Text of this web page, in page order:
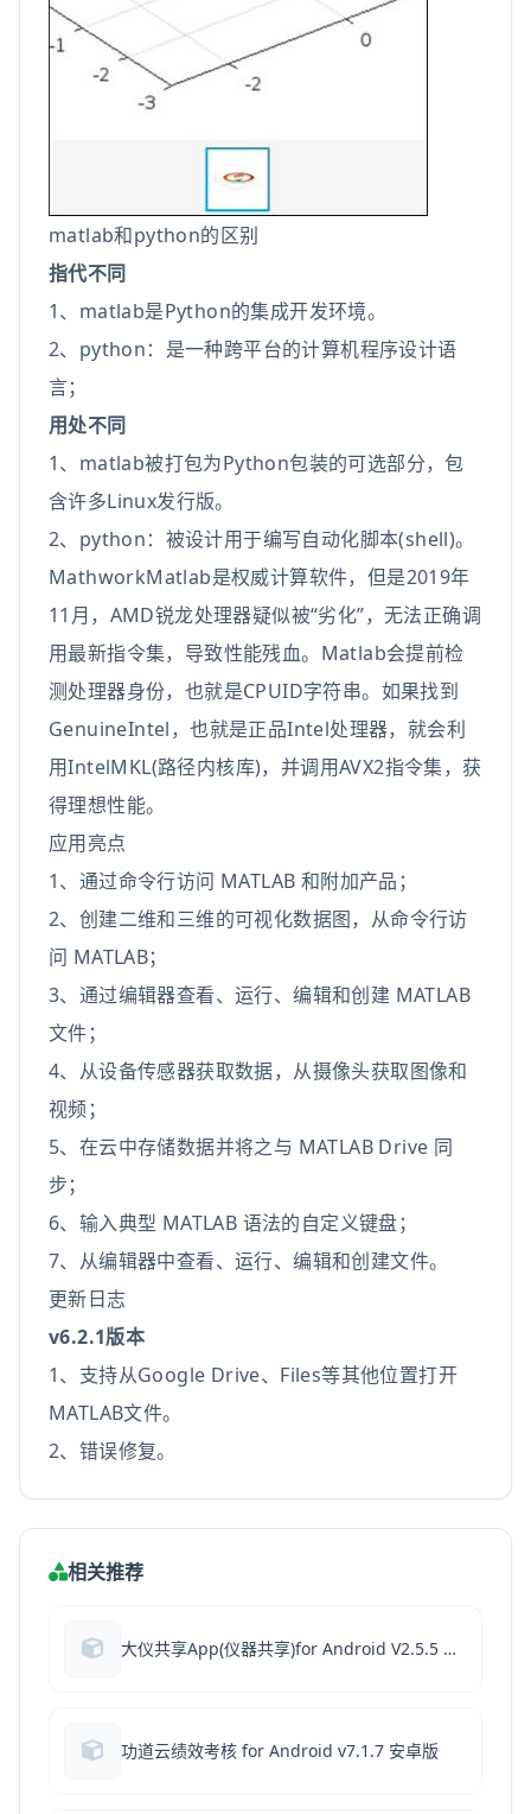
matlab和python的区别
指代不同
1、matlab是Python的集成开发环境。
2、python：是一种跨平台的计算机程序设计语
言；
用处不同
1、matlab被打包为Python包装的可选部分，包
含许多Linux发行版。
2、python：被设计用于编写自动化脚本(shell)。
MathworkMatlab是权威计算软件，但是2019年
11月，AMD锐龙处理器疑似被“劣化”，无法正确调
用最新指令集，导致性能残血。Matlab会提前检
测处理器身份，也就是CPUID字符串。如果找到
GenuineIntel，也就是正品Intel处理器，就会利
用IntelMKL(路径内核库)，并调用AVX2指令集，获
得理想性能。
应用亮点
1、通过命令行访问 MATLAB 和附加产品；
2、创建二维和三维的可视化数据图，从命令行访
问 MATLAB；
3、通过编辑器查看、运行、编辑和创建 MATLAB
文件；
4、从设备传感器获取数据，从摄像头获取图像和
视频；
5、在云中存储数据并将之与 MATLAB Drive 同
步；
6、输入典型 MATLAB 语法的自定义键盘；
7、从编辑器中查看、运行、编辑和创建文件。
更新日志
v6.2.1版本
1、支持从Google Drive、Files等其他位置打开
MATLAB文件。
2、错误修复。
相关推荐
大仪共享App(仪器共享)for Android V2.5.5 安卓版
功道云绩效考核 for Android v7.1.7 安卓版